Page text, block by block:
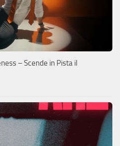
– Scende in Pista il